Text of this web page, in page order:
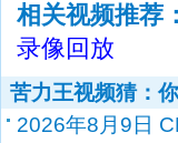
相关视频推荐：
录像回放
苦力王视频猜：
2026年8月9日